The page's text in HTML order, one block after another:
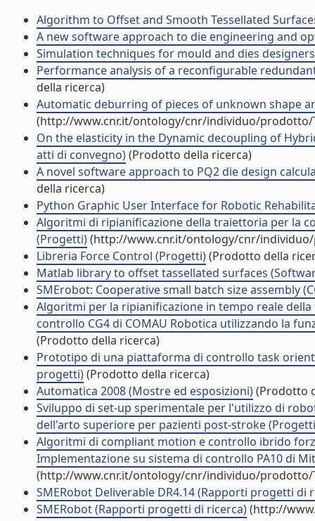
Algorithm to Offset and Smooth Tessellated
A new software approach to die engineering and
Simulation techniques for mould and dies
Performance analysis of a reconfigurable
della ricerca)
Automatic deburring of pieces of unknown shape
(http://www.cnr.it/ontology/cnr/individuo/prodotto/
On the elasticity in the Dynamic decoupling of
atti di convegno)(Prodotto della ricerca)
A novel software approach to PQ2 die design
della ricerca)
Python Graphic User Interface for Robotic
Algoritmi di ripianificazione della traiettoria per la
(Progetti)(http://www.cnr.it/ontology/cnr/
Libreria Force Control (Progetti)(Prodotto della
Matlab library to offset tassellated surfaces
SMErobot: Cooperative small batch size assembly
Algoritmi per la ripianificazione in tempo reale
controllo CG4 di COMAU Robotica utilizzando la
(Prodotto della ricerca)
Prototipo di una piattaforma di controllo task
progetti)(Prodotto della ricerca)
Automatica 2008 (Mostre ed esposizioni)(Prodotto
Sviluppo di set-up sperimentale per l'utilizzo di
dell'arto superiore per pazienti post-stroke
Algoritmi di compliant motion e controllo ibrido
Implementazione su sistema di controllo PA10 di
(http://www.cnr.it/ontology/cnr/individuo/prodotto/
SMERobot Deliverable DR4.14 (Rapporti progetti di
SMERobot (Rapporti progetti di ricerca)(http://